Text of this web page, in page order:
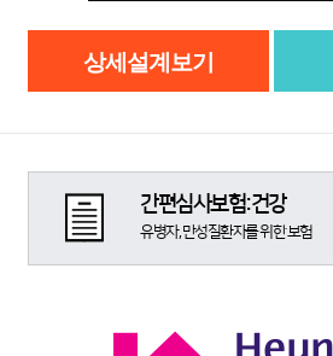
상세설계보기
간편심사보험:건강
유병자, 만성질환자를 위한 보험